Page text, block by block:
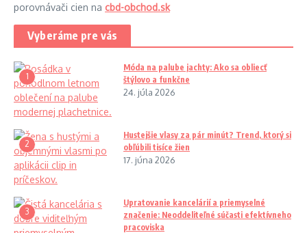
porovnávači cien na cbd-obchod.sk
Vyberáme pre vás
1
Móda na palube jachty: Ako sa obliecť
štýlovo a funkčne
24. júla 2026
2
Hustejšie vlasy za pár minút? Trend, ktorý si
obľúbili tisíce žien
17. júna 2026
3
Upratovanie kancelárií a priemyselné
značenie: Neoddeliteľné súčasti efektívneho
pracoviska